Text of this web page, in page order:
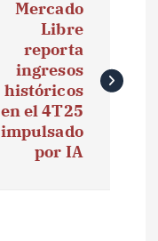
Mercado
Libre
reporta
ingresos
históricos
en el 4T25
impulsado
por IA